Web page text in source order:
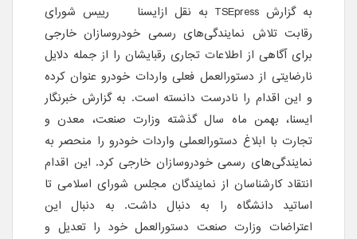
به گزارش TSEpress به نقل ازایسنا رییس شورای
رقابت تلاش نمایندگی‌های رسمی خودروسازان خارجی
برای آگاهی از اطلاعات تجاری رقبایشان را از جمله دلایل
نارضایتی از دستورالعمل فعلی واردات خودرو عنوان کرده
و این اقدام را نادرست دانسته است. به گزارش خبرنگار
ایسنا، بهمن ماه سال گذشته وزارت صنعت، معدن و
تجارت با ابلاغ دستورالعملی واردات خودرو را منحصر به
نمایندگی‌های رسمی خودروسازان خارجی کرد. این اقدام
انتقاد کارشناسان از نمایندگان مجلس شورای اسلامی تا
اساتید دانشگاه را به دنبال داشت. به دنبال این
اعتراضات وزارت صنعت دستورالعمل خود را تعدیل و